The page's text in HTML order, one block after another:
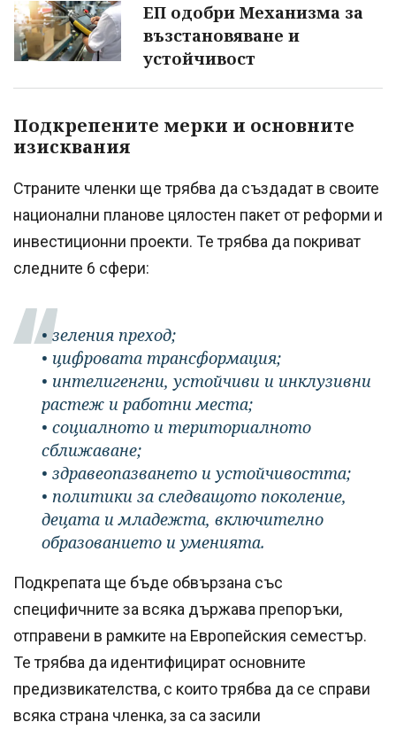
ЕП одобри Механизма за
възстановяване и
устойчивост
Подкрепените мерки и основните
изисквания
Страните членки ще трябва да създадат в своите
национални планове цялостен пакет от реформи и
инвестиционни проекти. Те трябва да покриват
следните 6 сфери:
• зеления преход;
• цифровата трансформация;
• интелигенгни, устойчиви и инклузивни
растеж и работни места;
• социалното и териториалното
сближаване;
• здравеопазването и устойчивостта;
• политики за следващото поколение,
децата и младежта, включително
образованието и уменията.
Подкрепата ще бъде обвързана със
специфичните за всяка държава препоръки,
отправени в рамките на Европейския семестър.
Те трябва да идентифицират основните
предизвикателства, с които трябва да се справи
всяка страна членка, за са засили